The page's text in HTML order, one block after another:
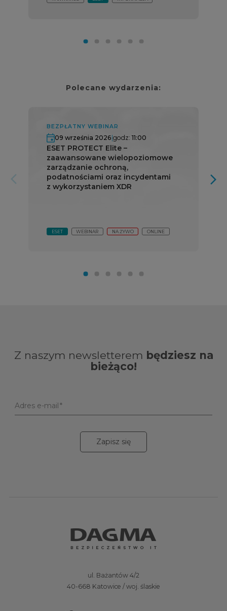
Polecane wydarzenia:
arrow_forward_ios
BEZPŁATNY WEBINAR
09 września 2026|godz:11:00
ESET PROTECT Elite –
zaawansowane wielopoziomowe
zarządzanie ochroną,
podatnościami oraz incydentami
z wykorzystaniem XDR
ESET WEBINAR NA ŻYWO ONLINE
arrow_forward_ios
Z naszym newsletterem będziesz na
bieżąco!
Adres e-mail
Zapisz się
ul. Bażantów 4/2
40-668 Katowice / woj. ślaskie